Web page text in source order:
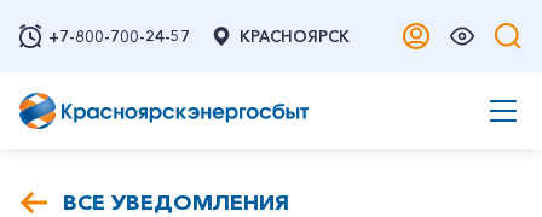
+7-800-700-24-57 КРАСНОЯРСК
ВСЕ УВЕДОМЛЕНИЯ